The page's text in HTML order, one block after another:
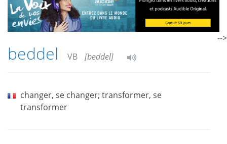
beddel VB [beddel]
changer, se changer; transformer, se
transformer
-->